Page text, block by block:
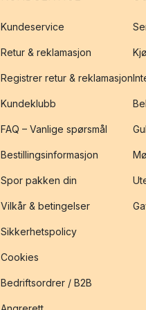
Kundeservice
Retur & reklamasjon
Registrer retur & reklamasjon
Kundeklubb
FAQ – Vanlige spørsmål
Bestillingsinformasjon
Spor pakken din
Vilkår & betingelser
Sikkerhetspolicy
Cookies
Bedriftsordrer / B2B